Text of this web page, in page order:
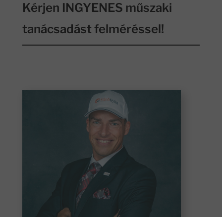
Kérjen INGYENES műszaki
tanácsadást felméréssel!